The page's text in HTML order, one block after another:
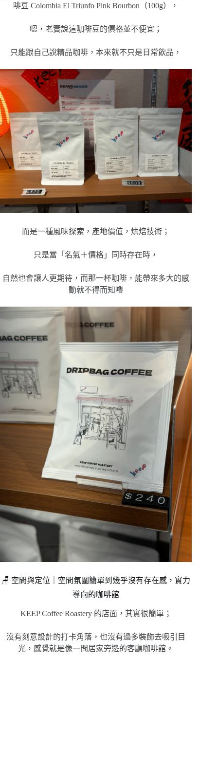
啡豆 Colombia El Triunfo Pink Bourbon（100g），
嗯，老實說這咖啡豆的價格並不便宜；
只能跟自己說精品咖啡，本來就不只是日常飲品，
而是一種風味探索，產地價值，烘焙技術；
只是當「名氣＋價格」同時存在時，
自然也會讓人更期待，而那一杯咖啡，能帶來多大的感
動就不得而知嚕
🪑 空間與定位｜空間氛圍簡單到幾乎沒有存在感，實力
導向的咖啡館
KEEP Coffee Roastery 的店面，其實很簡單；
沒有刻意設計的打卡角落，也沒有過多裝飾去吸引目
光，感覺就是像一間居家旁邊的客廳咖啡館。